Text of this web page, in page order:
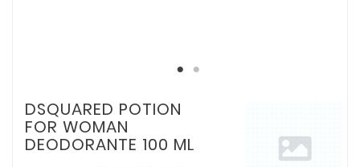
DSQUARED POTION
FOR WOMAN
DEODORANTE 100 ML